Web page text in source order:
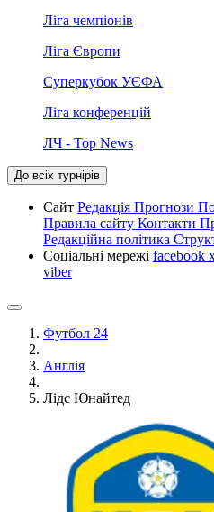
Ліга чемпіонів
Ліга Європи
Суперкубок УЄФА
Ліга конференцій
ЛЧ - Top News
До всіх турнірів
Сайт Редакція Прогнози
Правила сайту Контакти
Редакційна політика
Соціальні мережі facebook
viber
Футбол 24
Англія
Лідс Юнайтед